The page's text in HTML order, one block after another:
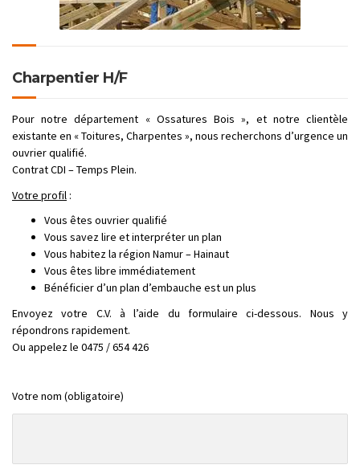
Charpentier H/F
Pour notre département « Ossatures Bois », et notre clientèle
existante en « Toitures, Charpentes », nous recherchons d’urgence un
ouvrier qualifié.
Contrat CDI – Temps Plein.
Votre profil :
Vous êtes ouvrier qualifié
Vous savez lire et interpréter un plan
Vous habitez la région Namur – Hainaut
Vous êtes libre immédiatement
Bénéficier d’un plan d’embauche est un plus
Envoyez votre C.V. à l’aide du formulaire ci-dessous. Nous y
répondrons rapidement.
Ou appelez le 0475 / 654 426
Votre nom (obligatoire)